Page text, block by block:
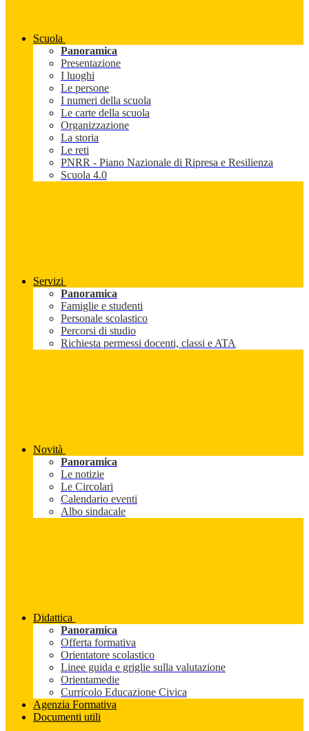
Scuola
Panoramica
Presentazione
I luoghi
Le persone
I numeri della scuola
Le carte della scuola
Organizzazione
La storia
Le reti
PNRR - Piano Nazionale di Ripresa e Resilienza
Scuola 4.0
Servizi
Panoramica
Famiglie e studenti
Personale scolastico
Percorsi di studio
Richiesta permessi docenti, classi e ATA
Novità
Panoramica
Le notizie
Le Circolari
Calendario eventi
Albo sindacale
Didattica
Panoramica
Offerta formativa
Orientatore scolastico
Linee guida e griglie sulla valutazione
Orientamedie
Curricolo Educazione Civica
Agenzia Formativa
Documenti utili